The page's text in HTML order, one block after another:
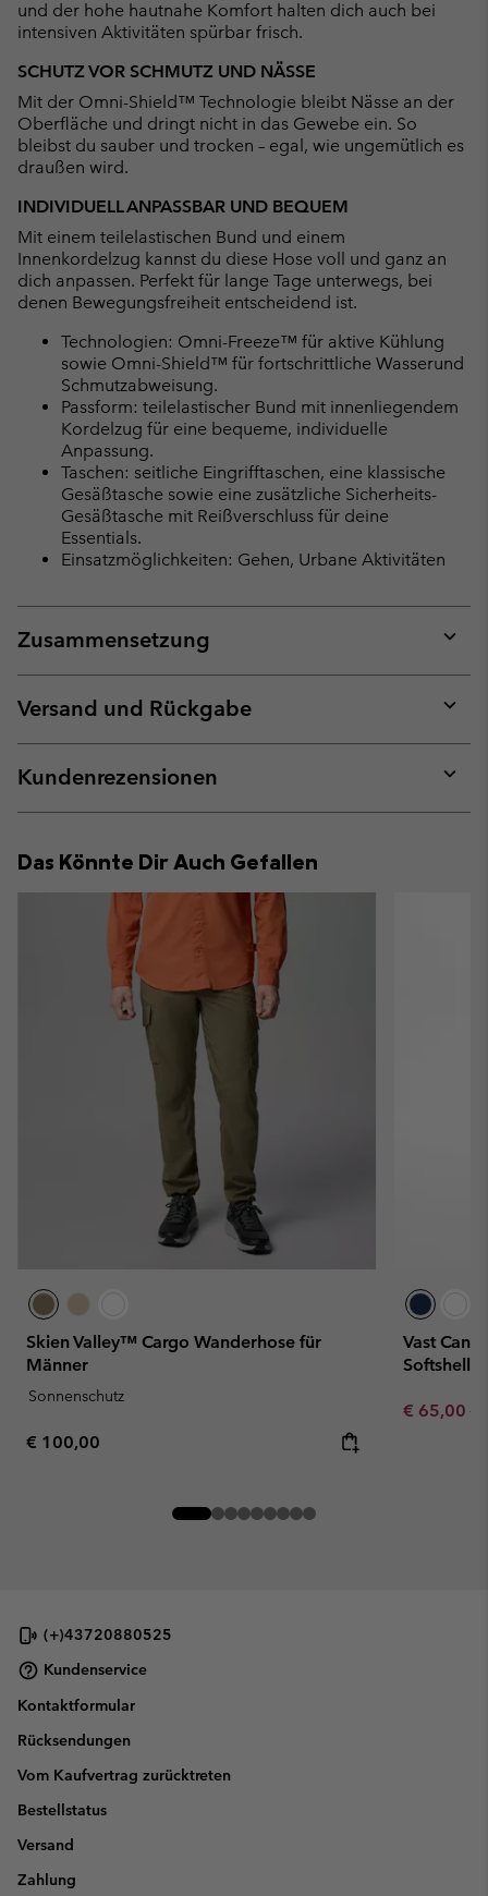
und der hohe hautnahe Komfort halten dich auch bei
intensiven Aktivitäten spürbar frisch.
SCHUTZ VOR SCHMUTZ UND NÄSSE
Mit der Omni-Shield™ Technologie bleibt Nässe an der
Oberfläche und dringt nicht in das Gewebe ein. So
bleibst du sauber und trocken – egal, wie ungemütlich es
draußen wird.
INDIVIDUELL ANPASSBAR UND BEQUEM
Mit einem teilelastischen Bund und einem
Innenkordelzug kannst du diese Hose voll und ganz an
dich anpassen. Perfekt für lange Tage unterwegs, bei
denen Bewegungsfreiheit entscheidend ist.
Technologien: Omni-Freeze™ für aktive Kühlung
sowie Omni-Shield™ für fortschrittliche Wasserund
Schmutzabweisung.
Passform: teilelastischer Bund mit innenliegendem
Kordelzug für eine bequeme, individuelle
Anpassung.
Taschen: seitliche Eingrifftaschen, eine klassische
Gesäßtasche sowie eine zusätzliche Sicherheits-
Gesäßtasche mit Reißverschluss für deine
Essentials.
Einsatzmöglichkeiten: Gehen, Urbane Aktivitäten
Zusammensetzung
or
Versand und Rückgabe
or
Kundenrezensionen
or
Das Könnte Dir Auch Gefallen
Skien Valley™ Cargo Wanderhose für
Männer
Sonnenschutz
Regular price:
€ 100,00
Vast
Softshell
Sale price:
€ 65,00€
(+)43720880525
Kundenservice
Kontaktformular
Rücksendungen
Vom Kaufvertrag zurücktreten
Bestellstatus
Versand
Zahlung